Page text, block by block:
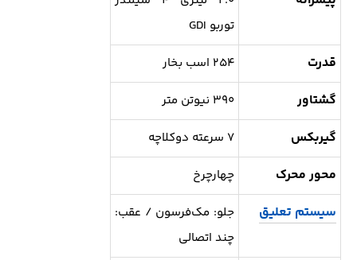
توربو GDI
۲۵۴ اسب بخار قدرت
۳۹۰ نیوتن متر گشتاور
۷ سرعته دوکلاچه گیربکس
چهارچرخ محور محرک
جلو: مک‌فرسون / عقب:
چند اتصالی
سیستم تعلیق